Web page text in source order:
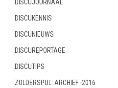
DISCUJOURNAAL
DISCUKENNIS
DISCUNIEUWS
DISCUREPORTAGE
DISCUTIPS
ZOLDERSPUL: ARCHIEF -2016